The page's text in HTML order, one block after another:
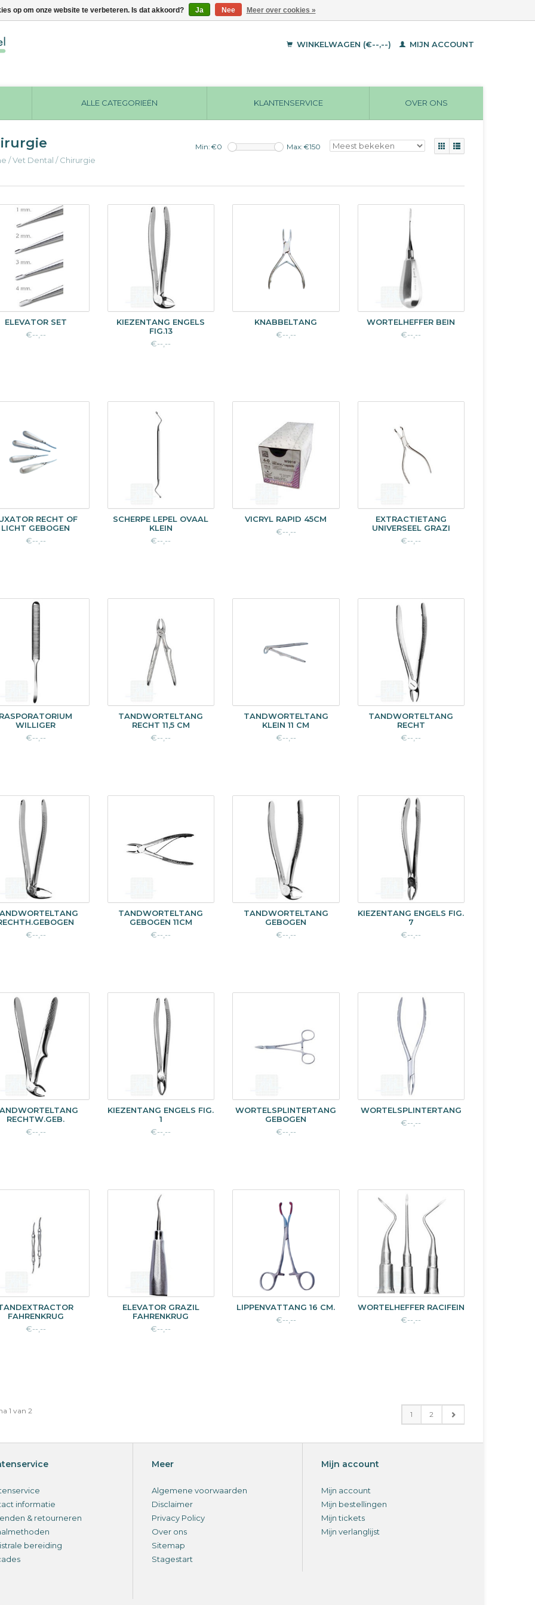
WINKELWAGEN (€--,--) MIJN ACCOUNT
ALLE CATEGORIEËN KLANTENSERVICE OVER ONS
/Vet Dental /Chirurgie
Min: €0 Max: €150
ELEVATOR SET
€--,--
KIEZENTANG ENGELS
FIG.13
€--,--
KNABBELTANG
€--,--
WORTELHEFFER BEIN
€--,--
RECHT OF
LICHT GEBOGEN
€--,--
SCHERPE LEPEL OVAAL
KLEIN
€--,--
VICRYL RAPID 45CM
€--,--
EXTRACTIETANG
UNIVERSEEL GRAZI
€--,--
WILLIGER
€--,--
TANDWORTELTANG
RECHT 11,5 CM
€--,--
TANDWORTELTANG
KLEIN 11 CM
€--,--
TANDWORTELTANG
RECHT
€--,--
€--,--
TANDWORTELTANG
GEBOGEN 11CM
€--,--
TANDWORTELTANG
GEBOGEN
€--,--
KIEZENTANG ENGELS FIG.
7
€--,--
RECHTW.GEB.
€--,--
KIEZENTANG ENGELS FIG.
1
€--,--
WORTELSPLINTERTANG
GEBOGEN
€--,--
WORTELSPLINTERTANG
€--,--
FAHRENKRUG
€--,--
ELEVATOR GRAZIL
FAHRENKRUG
€--,--
LIPPENVATTANG 16 CM.
€--,--
WORTELHEFFER RACIFEIN
€--,--
1 van 2 1 2
informatie
& retourneren
bereiding
Meer
Algemene voorwaarden
Disclaimer
Privacy Policy
Over ons
Sitemap
Stagestart
Mijn account
Mijn account
Mijn bestellingen
Mijn tickets
Mijn verlanglijst
op om onze website te verbeteren. Is dat akkoord? Ja Nee Meer over cookies »